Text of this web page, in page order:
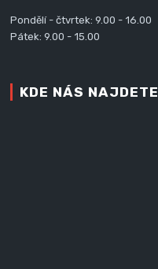
Pondělí - čtvrtek: 9.00 - 16.00
Pátek: 9.00 - 15.00
KDE NÁS NAJDETE